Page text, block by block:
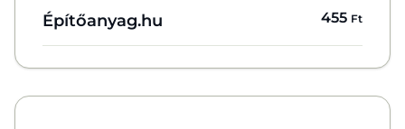
Építőanyag.hu 455 Ft